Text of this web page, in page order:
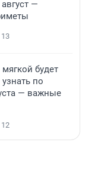
—
13
будет
по
— важные
12